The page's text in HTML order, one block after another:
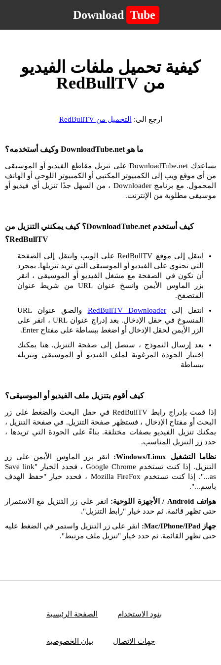
Download Tube
كيفية تحميل ملفات الفيديو
من RedBullTV
ارجع الى: التحميل من RedBullTV
ما هو DownloadTube.net وكيف أستخدمه؟
يساعدك DownloadTube.net على تنزيل مقاطع الفيديو أو الموسيقى
من أي موقع ويب إلى الكمبيوتر المكتبي أو الكمبيوتر اللوحي أو الهاتف
المحمول. مع برنامج Downloader ، من السهل جدًا تنزيل أي فيديو أو
موسيقى مطلوبة من الإنترنت.
كيف أستخدم DownloadTube.net؟ كيف يمكنني التنزيل من
RedBullTV؟
انتقل إلى موقع RedBullTV على الويب وانتقل إلى الصفحة
التي تحتوي على الفيديو أو الموسيقى التي تريد تنزيلها. بمجرد
أن تكون في الصفحة مع مشغل الفيديو أو الموسيقى ، انقر
بزر الماوس الأيمن وانسخ عنوان URL من شريط عنوان
المتصفح.
انتقل إلىRedBullTV Downloader
والصق عنوان URL
المنسوخ في حقل الإدخال. بعد إدراج عنوان URL ، انقر على
الزر الأيمن لحقل الإدخال أو اضغط ببساطة على مفتاح Enter.
بعد إرسال النموذج ، ستصل إلى صفحة التنزيل. هنا يمكنك
اختيار الجودة المرغوبة لملف الفيديو أو الموسيقى وتنزيله
ببساطة
كيف أقوم بتنزيل ملف الفيديو أو الموسيقى؟
إذا قمت بإدراج رابط RedBullTV في حقل البحث والضغط على زر
البحث أو مفتاح الإدخال ، فستظهر صفحة التنزيل. في صفحة التنزيل ،
يمكنك تنزيل الفيديو بصفات مختلفة. بناءً على الجودة التي تريدها ،
حدد زر التنزيل المناسب.
نظاما التشغيل Windows/Linux:
انقر بزر الماوس الأيمن على زر
التنزيل. إذا كنت تستخدم Google Chrome ، فحدد الخيار "Save link
as...". إذا كنت تستخدم Mozilla FireFox ، فحدد خيار "حفظ الهدف
باسم...".
هواتف Android / الأجهزة اللوحية:
انقر على زر التنزيل مع الاستمرار
حتى تظهر قائمة. ثم حدد خيار "رابط التنزيل".
جهاز Mac/IPhone/IPad:
انقر على زر التنزيل واستمر في الضغط عليه
حتى تظهر القائمة. ثم حدد خيار "تنزيل ملف مرتبط".
الصفحة الرئيسية بنود الاستخدام
بيان الخصوصية جهات الاتصال